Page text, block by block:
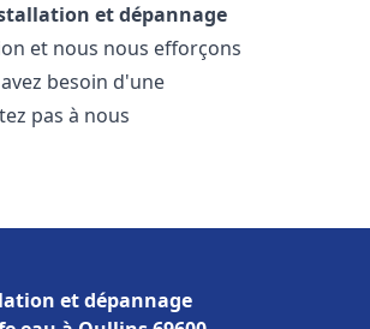
et dépannage
et nous nous efforçons
besoin d'une
pas à nous
et dépannage